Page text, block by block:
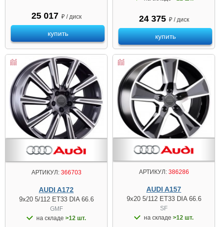
25 017 ₽ / диск
купить
24 375 ₽ / диск
купить
АРТИКУЛ:366703
AUDI A172
9x20 5/112 ET33 DIA 66.6
GMF
на складе >12 шт.
АРТИКУЛ:386286
AUDI A157
9x20 5/112 ET33 DIA 66.6
SF
на складе >12 шт.